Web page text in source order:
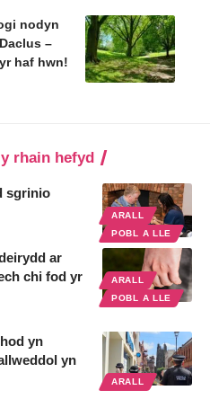
nodyn
–
haf hwn!
rhain hefyd
ARALL
POBL A LLE
sgrinio
ARALL
POBL A LLE
ar
chi fod yr
ARALL
yn
yn